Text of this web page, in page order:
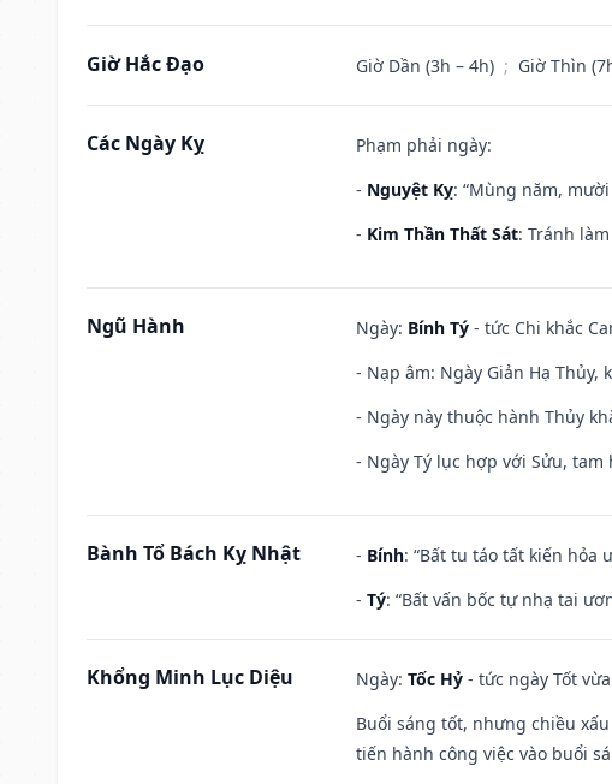
Giờ Hắc Đạo Giờ Dần (3h – 4h) ; Giờ Thìn
Các Ngày Kỵ
Phạm phải ngày:
- Nguyệt Kỵ: “Mùng năm,
- Kim Thần Thất Sát: Tránh
Ngũ Hành Ngày: Bính Tý - tức Chi khắc
- Nạp âm: Ngày Giản Hạ Thủy,
- Ngày này thuộc hành Thủy
- Ngày Tý lục hợp với Sửu,
Bành Tổ Bách Kỵ Nhật - Bính: “Bất tu táo tất kiến hỏa
- Tý: “Bất vấn bốc tự nhạ tai
Khổng Minh Lục Diệu Ngày: Tốc Hỷ - tức ngày Tốt
Buổi sáng tốt, nhưng chiều
tiến hành công việc vào buổi